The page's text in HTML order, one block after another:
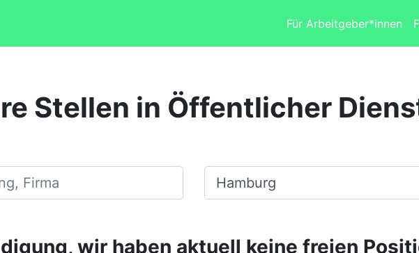
Für Arbeitgeber*innen
Stellen in Öffentlicher
Ort, Stadt
wir haben aktuell keine freien